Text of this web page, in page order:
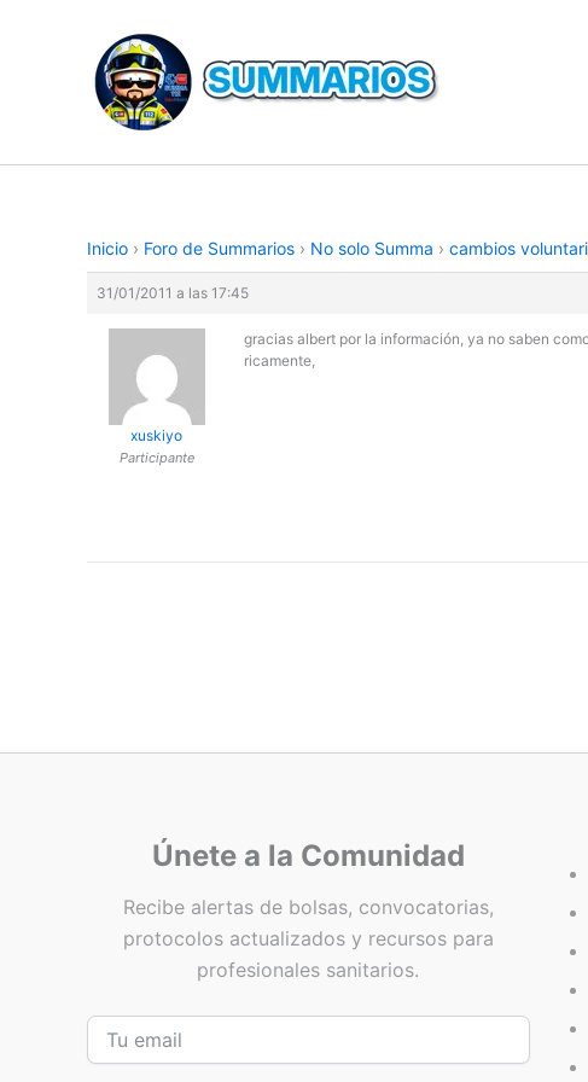
contenido
Inicio › Foro de Summarios › No solo Summa › cambios
31/01/2011 a las 17:45
xuskiyo
Participante
gracias albert por la información, ya no saben
ricamente,
Únete a la Comunidad
Recibe alertas de bolsas, convocatorias,
protocolos actualizados y recursos para
profesionales sanitarios.